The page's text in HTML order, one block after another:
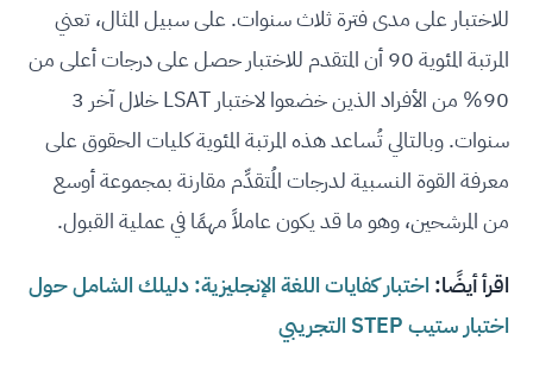
للاختبار على مدى فترة ثلاث سنوات. على سبيل المثال، تعني
المرتبة المئوية 90 أن المتقدم للاختبار حصل على درجات أعلى من
90% من الأفراد الذين خضعوا لاختبار LSAT خلال آخر 3
سنوات. وبالتالي تُساعد هذه المرتبة المئوية كليات الحقوق على
معرفة القوة النسبية لدرجات المُتقدِّم مقارنة بمجموعة أوسع
من المرشحين، وهو ما قد يكون عاملاً مهمًا في عملية القبول.
اقرأ أيضًا: اختبار كفايات اللغة الإنجليزية: دليلك الشامل حول
اختبار ستيب STEP التجريبي